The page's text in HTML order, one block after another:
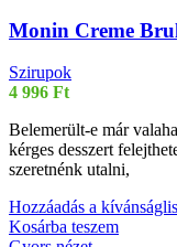
Monin Creme
Szirupok
4 996 Ft
Belemerült-e már
kérges desszert
szeretnénk utalni,
Hozzáadás a
Kosárba teszem